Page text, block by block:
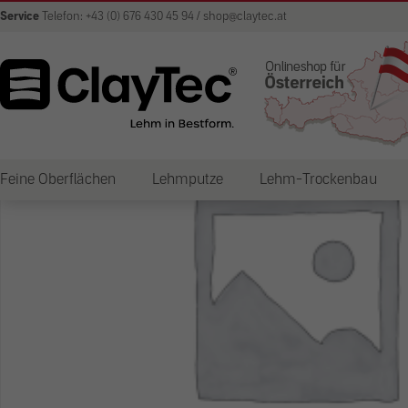
Service Telefon: +43 (0) 676 430 45 94 / shop@claytec.at
Feine Oberflächen Lehmputze Lehm-Trockenbau